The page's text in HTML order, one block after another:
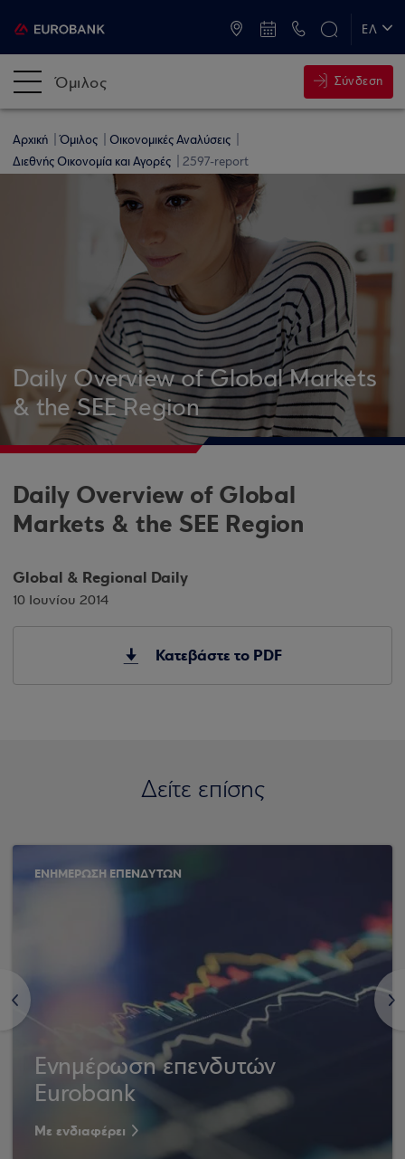
ΕΛ
Όμιλος Σύνδεση
Αρχική Όμιλος
Οικονομικές Αναλύσεις
Διεθνής Οικονομία και Αγορές
2597-report
Daily Overview of Global Markets
& the SEE Region
Daily Overview of Global
Markets & the SEE Region
Global & Regional Daily
10 Ιουνίου 2014
Κατεβάστε το PDF
Δείτε επίσης
<
ΕΝΗΜΕΡΩΣΗ ΕΠΕΝΔΥΤΩΝ
Ενημέρωση επενδυτών
Eurobank
Με ενδιαφέρει
>